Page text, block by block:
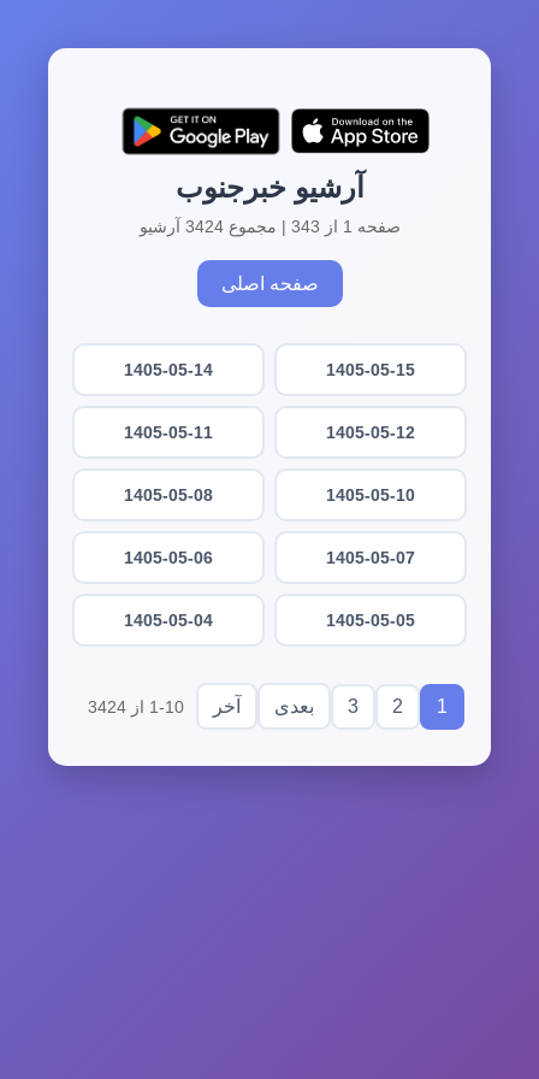
آرشیو خبرجنوب
صفحه 1 از 343 | مجموع 3424 آرشیو
صفحه اصلی
1405-05-15
1405-05-14
1405-05-12
1405-05-11
1405-05-10
1405-05-08
1405-05-07
1405-05-06
1405-05-05
1405-05-04
1
2
3 بعدی آخر 1-10 از 3424